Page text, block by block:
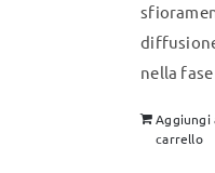
nella
Aggiungi
carrello